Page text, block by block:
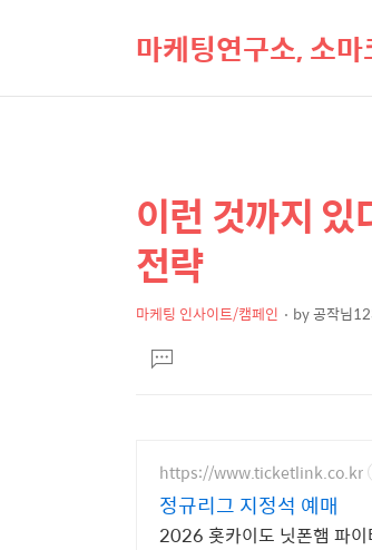
마케팅연구소, 소마
상
컨
텐
본
문
제
목
이런 것까지
전략
마케팅 인사이트/캠페인 by공작님
문댓
글
https://www.ticketlink.co.kr
정규리그 지정석 예매
2026 홋카이도 닛폰햄 파